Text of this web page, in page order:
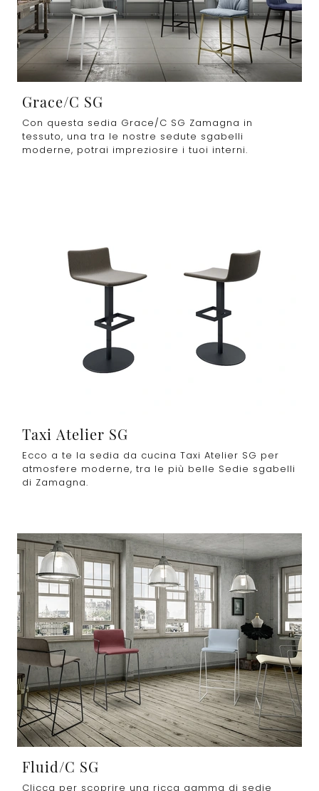
Grace/C SG
Con questa sedia Grace/C SG Zamagna in
tessuto, una tra le nostre sedute sgabelli
moderne, potrai impreziosire i tuoi interni.
Taxi Atelier SG
Ecco a te la sedia da cucina Taxi Atelier SG per
atmosfere moderne, tra le più belle Sedie sgabelli
di Zamagna.
Fluid/C SG
Clicca per scoprire una ricca gamma di sedie